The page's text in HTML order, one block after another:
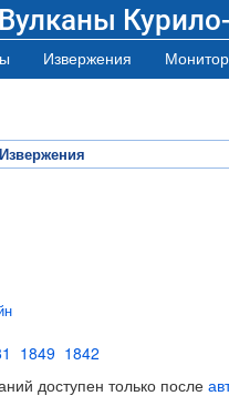
Вулканы
Извержения
1849 1842
доступен только после